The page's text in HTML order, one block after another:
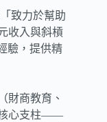
致力於幫助
收入與斜槓
驗，提供精
財商教育、
核心支柱——